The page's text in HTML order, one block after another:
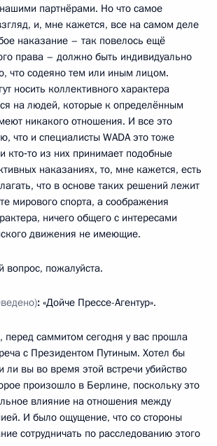
партнёрами. Но что самое
и, мне кажется, все на самом деле
наказание – так повелось ещё
права – должно быть индивидуально
что содеяно тем или иным лицом.
носить коллективного характера
на людей, которые к определённым
никакого отношения. И все это
что и специалисты WADA это тоже
кто‑то из них принимает подобные
наказаниях, то, мне кажется, есть
что в основе таких решений лежит
мирового спорта, а соображения
ничего общего с интересами
движения не имеющие.
вопрос, пожалуйста.
: «Дойче Прессе-Агентур».
перед саммитом сегодня у вас прошла
с Президентом Путиным. Хотел бы
ли вы во время этой встречи убийство
произошло в Берлине, поскольку это
влияние на отношения между
И было ощущение, что со стороны
сотрудничать по расследованию этого